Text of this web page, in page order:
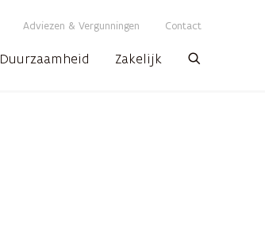
Adviezen & Vergunningen Contact
Duurzaamheid Zakelijk